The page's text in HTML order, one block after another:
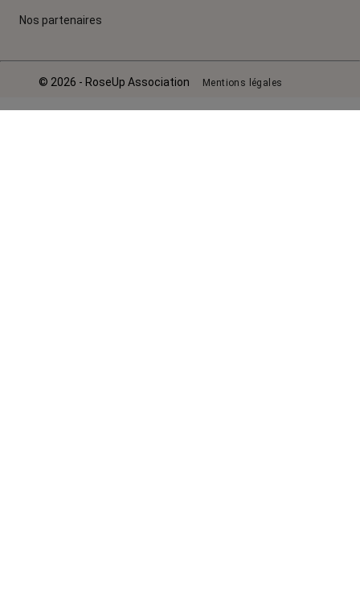
Nos partenaires
© 2026 - RoseUp Association Mentions légales